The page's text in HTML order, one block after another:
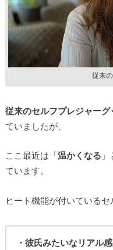
従来
従来のセルフプレジャーグ
ていましたが、
ここ最近は「温かくなる
ています。
ヒート機能が付いているセ
・彼氏みたいなリアル感